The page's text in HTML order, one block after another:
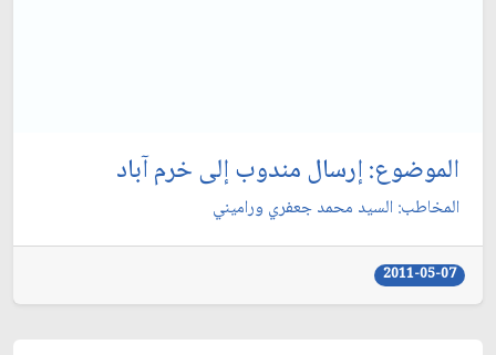
الموضوع: إرسال مندوب إلى خرم آباد
المخاطب: السيد محمد جعفري وراميني‏
2011-05-07